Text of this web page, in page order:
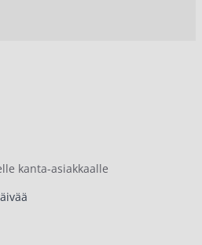
larger image
kanta-asiakkaalle